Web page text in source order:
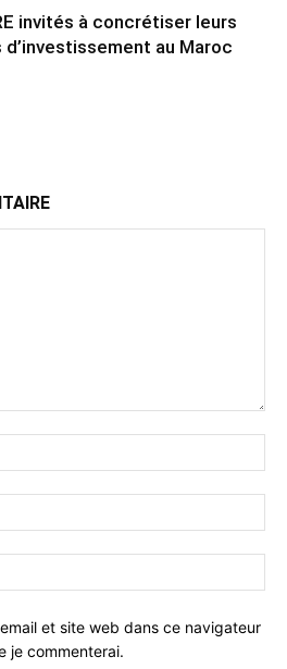
invités à concrétiser leurs
au Maroc
et site web dans ce navigateur
je commenterai.